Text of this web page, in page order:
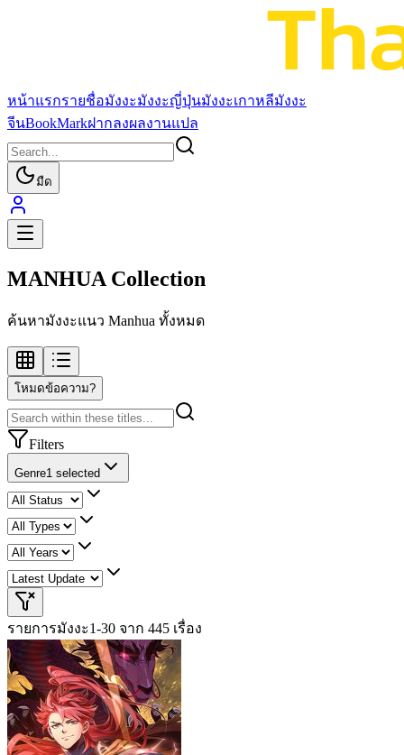
หน้าแรกรายชื่อมังงะมังงะญี่ปุ่นมังงะเกาหลีมังงะ
จีนBookMarkฝากลงผลงานแปล
มืด
MANHUA Collection
ค้นหามังงะแนว Manhua ทั้งหมด
โหมดข้อความ?
Filters
Genre1 selected
รายการมังงะ1-30 จาก 445 เรื่อง